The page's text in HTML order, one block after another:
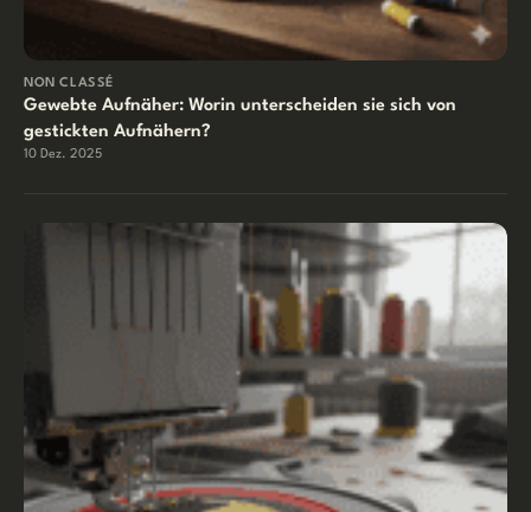
NON CLASSÉ
Gewebte Aufnäher: Worin unterscheiden sie sich von
gestickten Aufnähern?
10 Dez. 2025